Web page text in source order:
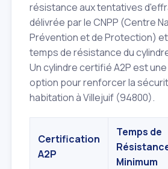
résistance aux tentatives
délivrée par le CNPP (Centre
Prévention et de Protection) et
temps de résistance du
Un cylindre certifié A2P est
option pour renforcer la
habitation à Villejuif (94800).
Certification
A2P
Temps de
Minimum